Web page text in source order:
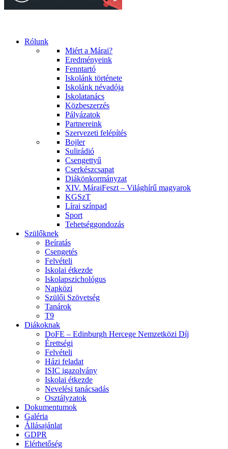
Rólunk
Miért a Márai?
Eredményeink
Fenntartó
Iskolánk története
Iskolánk névadója
Iskolatanács
Közbeszerzés
Pályázatok
Partnereink
Szervezeti felépítés
Bojler
Sulirádió
Csengettyű
Cserkészcsapat
Diákönkormányzat
XIV. MáraiFeszt – Világhírű magyarok
KGSzT
Lírai színpad
Sport
Tehetséggondozás
Szülőknek
Beíratás
Csengetés
Felvételi
Iskolai étkezde
Iskolapszichológus
Napközi
Szülői Szövetség
Tanárok
T9
Diákoknak
DoFE – Edinburgh Hercege Nemzetközi Díj
Érettségi
Felvételi
Házi feladat
ISIC igazolvány
Iskolai étkezde
Nevelési tanácsadás
Osztályzatok
Dokumentumok
Galéria
Állásajánlat
GDPR
Elérhetőség